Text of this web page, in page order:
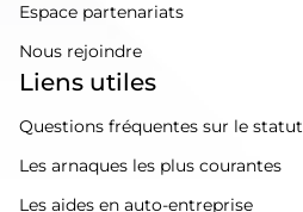
Espace partenariats
Nous rejoindre
Liens utiles
Questions fréquentes sur le statut
Les arnaques les plus courantes
Les aides en auto-entreprise